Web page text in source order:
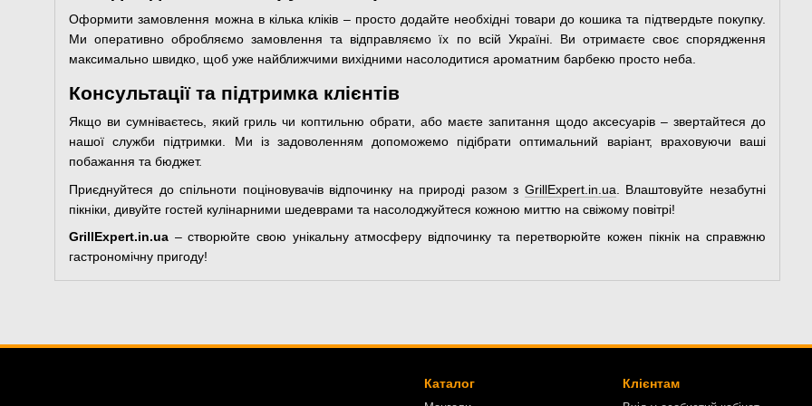
Оформити замовлення можна в кілька кліків – просто додайте необхідні товари до кошика та підтвердьте покупку.
Ми оперативно обробляємо замовлення та відправляємо їх по всій Україні. Ви отримаєте своє спорядження
максимально швидко, щоб уже найближчими вихідними насолодитися ароматним барбекю просто неба.
Консультації та підтримка клієнтів
Якщо ви сумніваєтесь, який гриль чи коптильню обрати, або маєте запитання щодо аксесуарів – звертайтеся до
нашої служби підтримки. Ми із задоволенням допоможемо підібрати оптимальний варіант, враховуючи ваші
побажання та бюджет.
Приєднуйтеся до спільноти поціновувачів відпочинку на природі разом з GrillExpert.in.ua . Влаштовуйте незабутні
пікніки, дивуйте гостей кулінарними шедеврами та насолоджуйтеся кожною миттю на свіжому повітрі!
GrillExpert.in.ua – створюйте свою унікальну атмосферу відпочинку та перетворюйте кожен пікнік на справжню
гастрономічну пригоду!
Каталог Клієнтам